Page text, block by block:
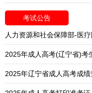
考试公告